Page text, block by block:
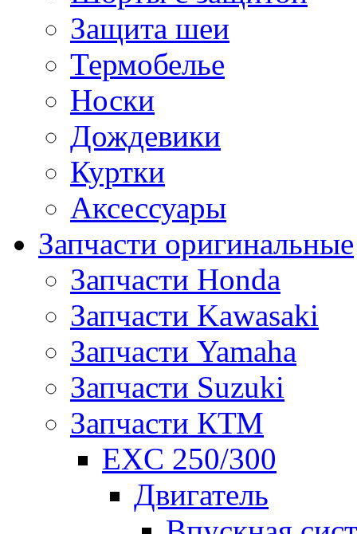
Защита шеи
Термобелье
Носки
Дождевики
Куртки
Аксессуары
Запчасти оригинальные
Запчасти Honda
Запчасти Kawasaki
Запчасти Yamaha
Запчасти Suzuki
Запчасти КТМ
EXC 250/300
Двигатель